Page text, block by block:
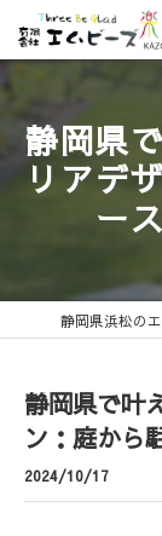
静岡県
リアデ
ー
静岡県で叶
ン：庭から
2024/10/17